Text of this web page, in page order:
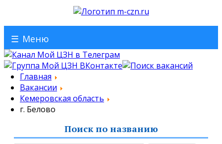
☰ Меню
Главная
Вакансии
Кемеровская область
г. Белово
Поиск по названию